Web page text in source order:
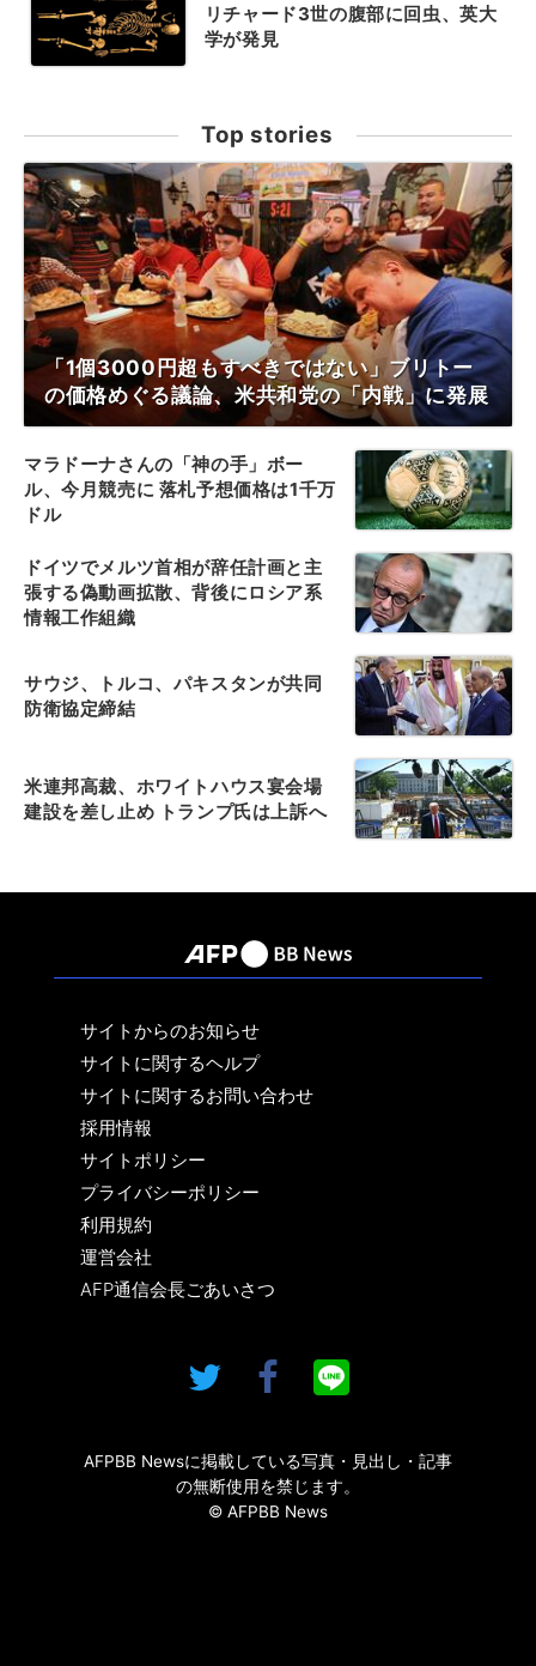
リチャード3世の腹部に回虫、英大
学が発見
Top stories
「1個3000円超もすべきではない」ブリトー
の価格めぐる議論、米共和党の「内戦」に発展
マラドーナさんの「神の手」ボー
ル、今月競売に 落札予想価格は1千万
ドル
ドイツでメルツ首相が辞任計画と主
張する偽動画拡散、背後にロシア系
情報工作組織
サウジ、トルコ、パキスタンが共同
防衛協定締結
米連邦高裁、ホワイトハウス宴会場
建設を差し止め トランプ氏は上訴へ
サイトからのお知らせ
サイトに関するヘルプ
サイトに関するお問い合わせ
採用情報
サイトポリシー
プライバシーポリシー
利用規約
運営会社
AFP通信会長ごあいさつ
AFPBB Newsに掲載している写真・見出し・記事
の無断使用を禁じます。
© AFPBB News